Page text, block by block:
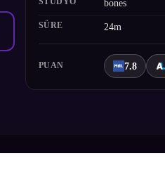
bones
SÜRE 24m
PUAN 7.8